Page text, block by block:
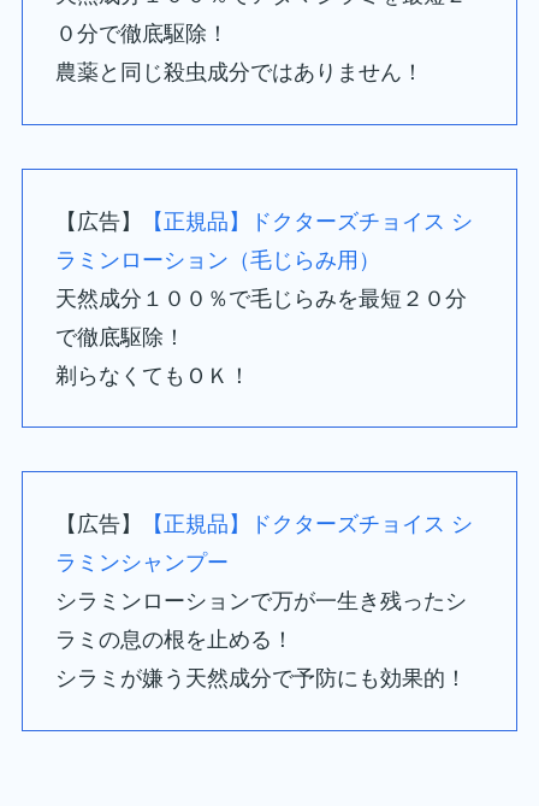
０分で徹底駆除！
農薬と同じ殺虫成分ではありません！
【広告】
【正規品】ドクターズチョイス シ
ラミンローション（毛じらみ用）
天然成分１００％で毛じらみを最短２０分
で徹底駆除！
剃らなくてもＯＫ！
【広告】
【正規品】ドクターズチョイス シ
ラミンシャンプー
シラミンローションで万が一生き残ったシ
ラミの息の根を止める！
シラミが嫌う天然成分で予防にも効果的！